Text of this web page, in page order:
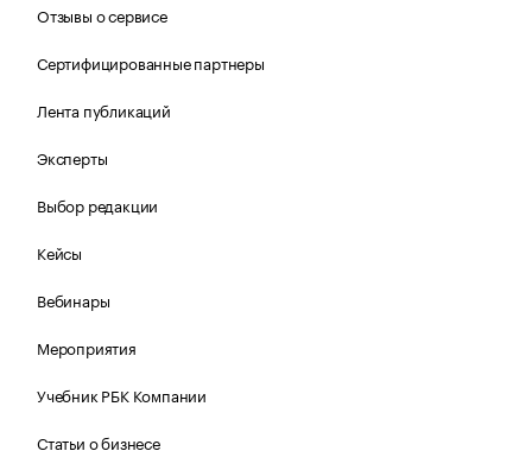
Отзывы о сервисе
Сертифицированные партнеры
Лента публикаций
Эксперты
Выбор редакции
Кейсы
Вебинары
Мероприятия
Учебник РБК Компании
Статьи о бизнесе